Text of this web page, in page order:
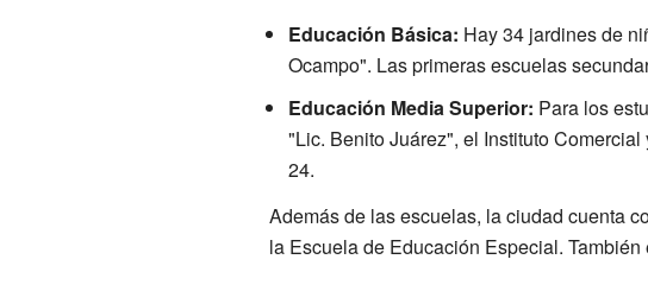
Educación Básica: Hay 34 jardines de
Ocampo". Las primeras escuelas
Educación Media Superior: Para los
"Lic. Benito Juárez", el Instituto
24.
Además de las escuelas, la ciudad cuenta
la Escuela de Educación Especial.